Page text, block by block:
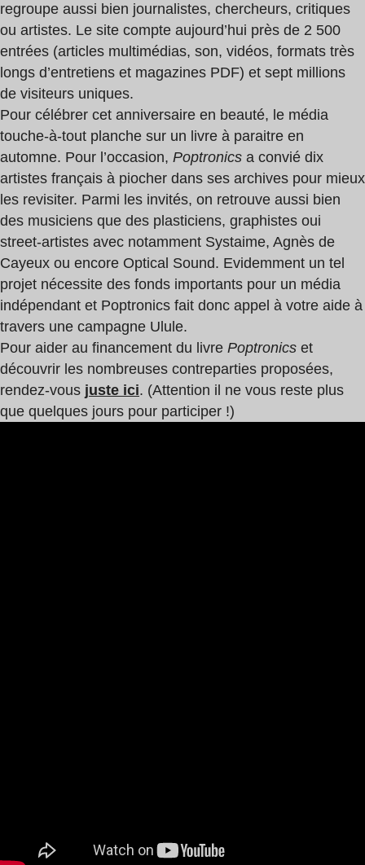
regroupe aussi bien journalistes, chercheurs, critiques
ou artistes. Le site compte aujourd’hui près de 2 500
entrées (articles multimédias, son, vidéos, formats très
longs d’entretiens et magazines PDF) et sept millions
de visiteurs uniques.
Pour célébrer cet anniversaire en beauté, le média
touche-à-tout planche sur un livre à paraitre en
automne. Pour l’occasion, Poptronics a convié dix
artistes français à piocher dans ses archives pour mieux
les revisiter. Parmi les invités, on retrouve aussi bien
des musiciens que des plasticiens, graphistes oui
street-artistes avec notamment Systaime, Agnès de
Cayeux ou encore Optical Sound. Evidemment un tel
projet nécessite des fonds importants pour un média
indépendant et Poptronics fait donc appel à votre aide à
travers une campagne Ulule.
Pour aider au financement du livre Poptronics et
découvrir les nombreuses contreparties proposées,
rendez-vous juste ici. (Attention il ne vous reste plus
que quelques jours pour participer !)